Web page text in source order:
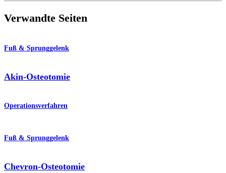
Verwandte Seiten
Fuß & Sprunggelenk
Akin-Osteotomie
Operationsverfahren
Fuß & Sprunggelenk
Chevron-Osteotomie